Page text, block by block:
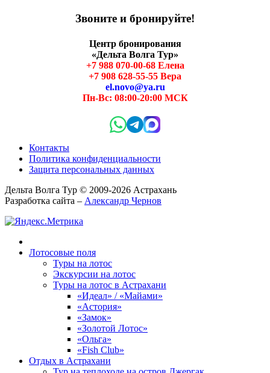
Звоните и бронируйте!
Центр бронирования
«Дельта Волга Тур»
+7 988 070-00-68 Елена
+7 908 628-55-55 Вера
el.novo@ya.ru
Пн-Вс: 08:00-20:00 МСК
Контакты
Политика конфиденциальности
Защита персональных данных
Дельта Волга Тур © 2009-2026 Астрахань
Разработка сайта – Александр Чернов
Лотосовые поля
Туры на лотос
Экскурсии на лотос
Туры на лотос в Астрахани
«Идеал» / «Майами»
«Астория»
«Замок»
«Золотой Лотос»
«Ольга»
«Fish Club»
Отдых в Астрахани